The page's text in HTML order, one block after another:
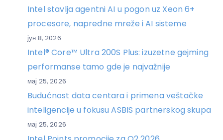
Intel stavlja agentni AI u pogon uz Xeon 6+
procesore, napredne mreže i AI sisteme
јун 8, 2026
Intel® Core™ Ultra 200S Plus: izuzetne gejming
performanse tamo gde je najvažnije
мај 25, 2026
Budućnost data centara i primena veštačke
inteligencije u fokusu ASBIS partnerskog skupa
мај 25, 2026